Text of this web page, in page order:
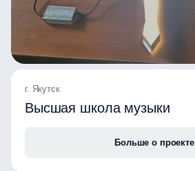
г. Якутск
Высшая школа музыки
Больше о проекте